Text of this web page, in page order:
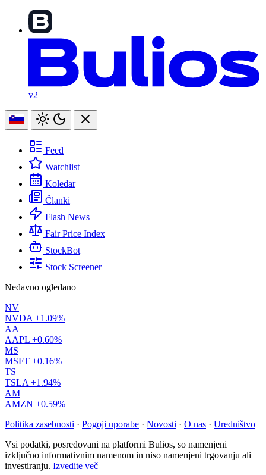
v2
Feed
Watchlist
Koledar
Članki
Flash News
Fair Price Index
StockBot
Stock Screener
Nedavno ogledano
NV
NVDA +1.09%
AA
AAPL +0.60%
MS
MSFT +0.16%
TS
TSLA +1.94%
AM
AMZN +0.59%
Politika zasebnosti · Pogoji uporabe · Novosti · O nas · Uredništvo
Vsi podatki, posredovani na platformi Bulios, so namenjeni
izključno informativnim namenom in niso namenjeni trgovanju ali
investiranju. Izvedite več